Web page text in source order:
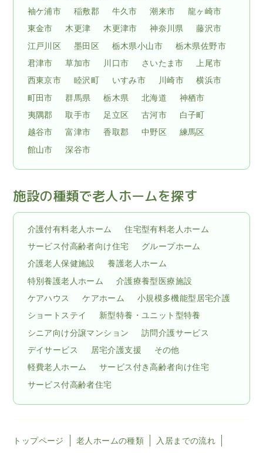
袖ケ浦市
稲敷郡 牛久市 潮来市
龍ヶ崎市
東金市
木更津 木更津市 神奈川県
藤沢市
江戸川区
墨田区 栃木県小山市
栃木県佐野市
君津市
草加市 川口市 さいたま市
上尾市
西東京市
睦沢町 いすみ市 川崎市
横浜市
町田市
群馬県 栃木県 北海道
神栖市
夷隅郡
取手市 足立区 古河市
白子町
越谷市
富津市 香取郡 中野区
練馬区
館山市
深谷市
施設の種類で老人ホームを探す
介護付有料老人ホーム
住宅型有料老人ホーム
サービス付高齢者向け住宅
グループホーム
介護老人保健施設
養護老人ホーム
特別養護老人ホーム
介護療養型医療施設
ケアハウス
ケアホーム
小規模多機能型居宅介護
ショートステイ
新型特養・ユニット型特養
シニア向け分譲マンション
訪問介護サービス
デイサービス
居宅介護支援
その他
軽費老人ホーム
サービス付き高齢者向け住宅
サービス付高齢者住宅
トップページ 老人ホームの種類 入居までの流れ